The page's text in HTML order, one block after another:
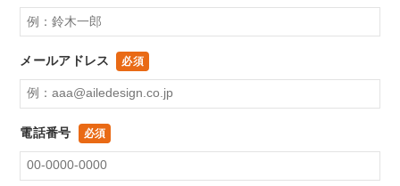
メールアドレス 必須
電話番号 必須